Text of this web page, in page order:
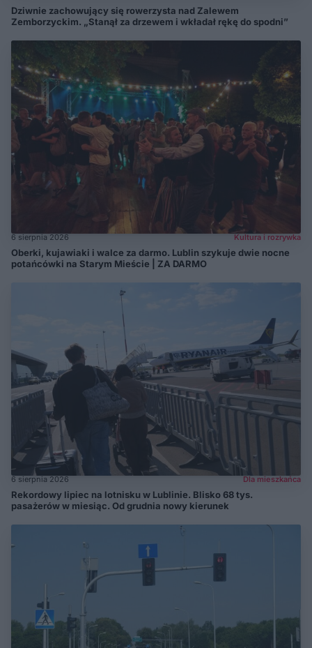
Dziwnie zachowujący się rowerzysta nad Zalewem
Zemborzyckim. „Stanął za drzewem i wkładał rękę do spodni”
6 sierpnia 2026 Kultura i rozrywka
Oberki, kujawiaki i walce za darmo. Lublin szykuje dwie nocne
potańcówki na Starym Mieście | ZA DARMO
6 sierpnia 2026 Dla mieszkańca
Rekordowy lipiec na lotnisku w Lublinie. Blisko 68 tys.
pasażerów w miesiąc. Od grudnia nowy kierunek